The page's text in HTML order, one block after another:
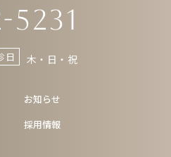
5231
日 木・日・祝
お知らせ
採用情報